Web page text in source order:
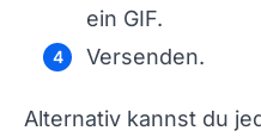
ein GIF.
Versenden.
Alternativ kannst du